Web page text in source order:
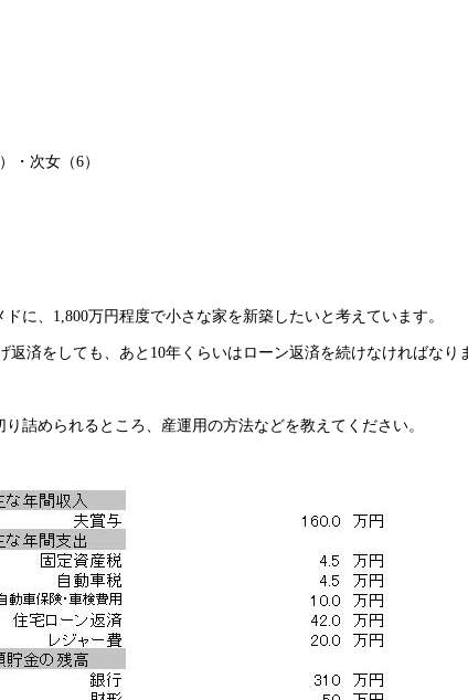
・次女（6）
に、1,800万円程度で小さな家を新築したいと考えています。
済をしても、あと10年くらいはローン返済を続けなければなり
詰められるところ、産運用の方法などを教えてください。